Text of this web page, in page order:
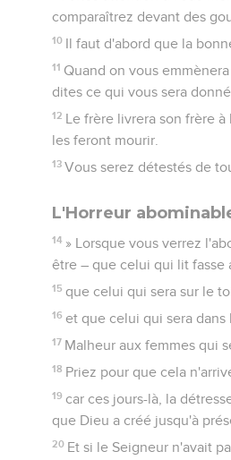
comparaîtrez devant des
10 Il faut d'abord que la
11 Quand on vous
dites ce qui vous sera
12 Le frère livrera son frère
les feront mourir.
13 Vous serez détestés de
L'Horreur
14 » Lorsque vous verrez
être – que celui qui lit fasse
15 que celui qui sera sur le
16 et que celui qui sera dans
17 Malheur aux femmes qui
18 Priez pour que cela
19 car ces jours-là, la
que Dieu a créé jusqu'à
20 Et si le Seigneur n'avait